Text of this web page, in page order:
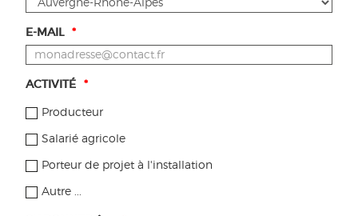
E-MAIL *
ACTIVITÉ *
Producteur
Salarié agricole
Porteur de projet à l'installation
Autre ...